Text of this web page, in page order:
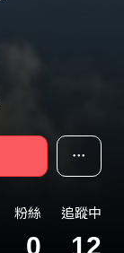
粉絲
0
追蹤中
12